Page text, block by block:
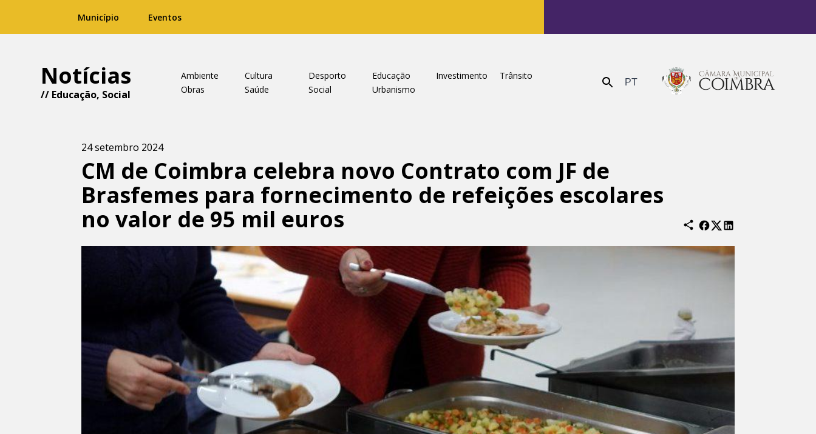
Município Eventos
Notícias
// Educação, Social
Ambiente Cultura Desporto Educação Investimento
Trânsito
Obras
Saúde Social Urbanismo Enviar PT
24 setembro 2024
CM de Coimbra celebra novo Contrato com JF de
Brasfemes para fornecimento de refeições escolares
no valor de 95 mil euros